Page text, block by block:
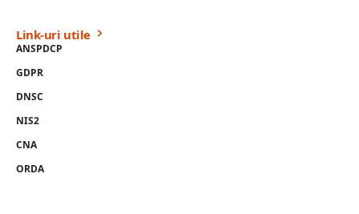
Link-uri utile
ANSPDCP
GDPR
DNSC
NIS2
CNA
ORDA